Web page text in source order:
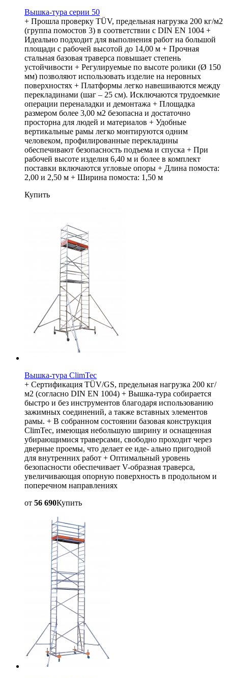
Вышка-тура серии 50
+ Прошла проверку TÜV, предельная нагрузка 200 кг/м2
(группа помостов 3) в соответствии с DIN EN 1004 +
Идеально подходит для выполнения работ на большой
площади с рабочей высотой до 14,00 м + Прочная
стальная базовая траверса повышает степень
устойчивости + Регулируемые по высоте ролики (Ø 150
мм) позволяют использовать изделие на неровных
поверхностях + Платформы легко навешиваются между
перекладинами (шаг – 25 см). Исключаются трудоемкие
операции переналадки и демонтажа + Площадка
размером более 3,00 м2 безопасна и достаточно
просторна для людей и материалов + Удобные
вертикальные рамы легко монтируются одним
человеком, профилированные перекладины
обеспечивают безопасность подъема и спуска + При
рабочей высоте изделия 6,40 м и более в комплект
поставки включаются угловые опоры + Длина помоста:
2,00 и 2,50 м + Ширина помоста: 1,50 м
Купить
Вышка-тура ClimTec
+ Сертификация TÜV/GS, предельная нагрузка 200 кг/
м2 (согласно DIN EN 1004) + Вышка-тура собирается
быстро и без инструментов благодаря использованию
зажимных соединений, а также вставных элементов
рамы. + В собранном состоянии базовая конструкция
ClimTec, имеющая небольшую ширину и оснащенная
убирающимися траверсами, свободно проходит через
дверные проемы, что делает ее иде- ально пригодной
для внутренних работ + Оптимальный уровень
безопасности обеспечивает V-образная траверса,
увеличивающая опорную поверхность в продольном и
поперечном направлениях
от 56 690Купить